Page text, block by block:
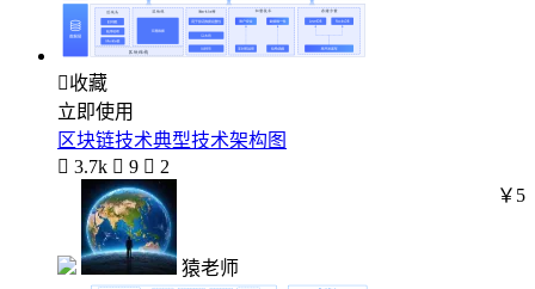
收藏
立即使用
区块链技术典型技术架构图
 3.7k  9  2
猿老师
￥5